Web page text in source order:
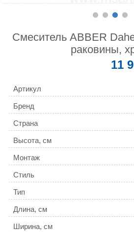
Смеситель ABBER
раковины,
11
Артикул
Бренд
Страна
Высота, см
Монтаж
Стиль
Тип
Длина, см
Ширина, см